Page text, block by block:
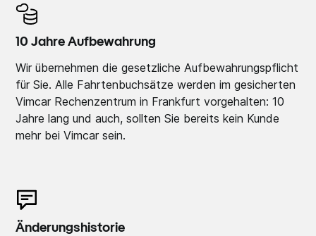
10 Jahre Aufbewahrung
Wir übernehmen die gesetzliche Aufbewahrungspflicht
für Sie. Alle Fahrtenbuchsätze werden im gesicherten
Vimcar Rechenzentrum in Frankfurt vorgehalten: 10
Jahre lang und auch, sollten Sie bereits kein Kunde
mehr bei Vimcar sein.
Änderungshistorie